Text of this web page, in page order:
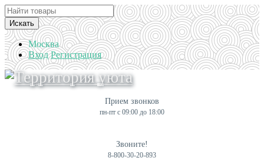
Искать
Москва
Вход Регистрация
Прием звонков
пн-пт с 09:00 до 18:00
Звоните!
8-800-30-20-893